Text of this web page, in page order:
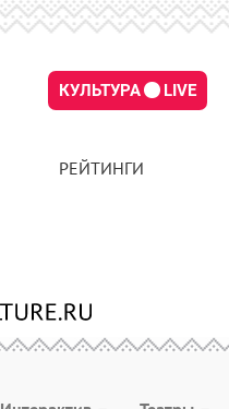
КУЛЬТУРА LIVE
РЕЙТИНГИ